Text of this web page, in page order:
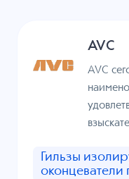
AVC
AVC
Гильзы
оконцеватели